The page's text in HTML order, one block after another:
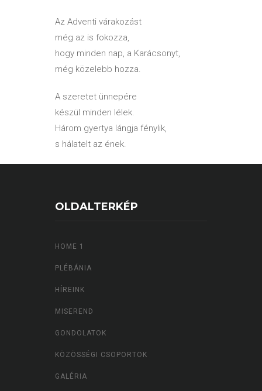
Az Adventi várakozást
még az is fokozza,
hogy minden nap, a Karácsonyt,
még közelebb hozza.
A szeretet ünnepére
készül minden lélek.
Három gyertya lángja fénylik,
s hálatelt az ének.
OLDALTERKÉP
HOME 1
PLÉBÁNIA
HÍREINK
MISEREND
GONDOLATOK
KÖZÖSSÉGI CSOPORTOK
GALÉRIA